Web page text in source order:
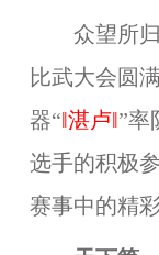
众望所归
比武大会圆
器“‖湛卢‖”率
选手的积极
赛事中的精